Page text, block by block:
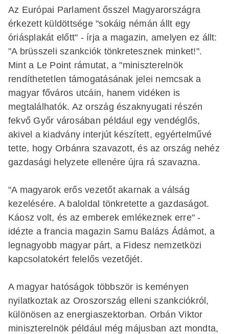
Az Európai Parlament ősszel Magyarországra
érkezett küldöttsége "sokáig némán állt egy
óriásplakát előtt" - írja a magazin, amelyen ez állt:
"A brüsszeli szankciók tönkretesznek minket!".
Mint a Le Point rámutat, a "miniszterelnök
rendíthetetlen támogatásának jelei nemcsak a
magyar főváros utcáin, hanem vidéken is
megtalálhatók. Az ország északnyugati részén
fekvő Győr városában például egy vendéglős,
akivel a kiadvány interjút készített, egyértelművé
tette, hogy Orbánra szavazott, és az ország nehéz
gazdasági helyzete ellenére újra rá szavazna.
"A magyarok erős vezetőt akarnak a válság
kezelésére. A baloldal tönkretette a gazdaságot.
Káosz volt, és az emberek emlékeznek erre" -
idézte a francia magazin Samu Balázs Ádámot, a
legnagyobb magyar párt, a Fidesz nemzetközi
kapcsolatokért felelős vezetőjét.
A magyar hatóságok többször is keményen
nyilatkoztak az Oroszország elleni szankciókról,
különösen az energiaszektorban. Orbán Viktor
miniszterelnök például még májusban azt mondta,